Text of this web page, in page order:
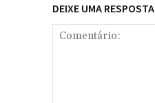
DEIXE UMA RESPOSTA